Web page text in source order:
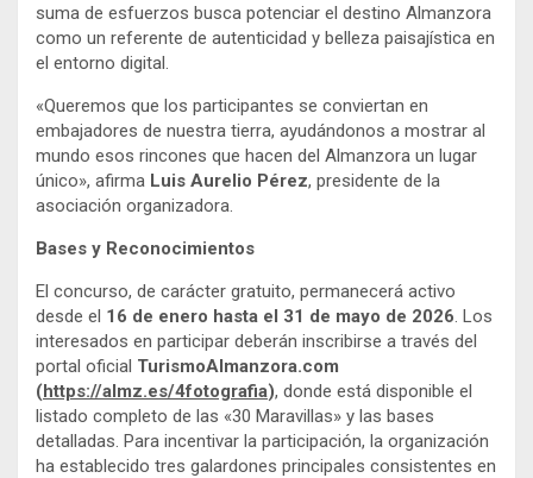
suma de esfuerzos busca potenciar el destino Almanzora
como un referente de autenticidad y belleza paisajística en
el entorno digital.
«Queremos que los participantes se conviertan en
embajadores de nuestra tierra, ayudándonos a mostrar al
mundo esos rincones que hacen del Almanzora un lugar
único», afirma Luis Aurelio Pérez, presidente de la
asociación organizadora.
Bases y Reconocimientos
El concurso, de carácter gratuito, permanecerá activo
desde el 16 de enero hasta el 31 de mayo de 2026 . Los
interesados en participar deberán inscribirse a través del
portal oficial TurismoAlmanzora.com
(https://almz.es/4fotografia), donde está disponible el
listado completo de las «30 Maravillas» y las bases
detalladas. Para incentivar la participación, la organización
ha establecido tres galardones principales consistentes en